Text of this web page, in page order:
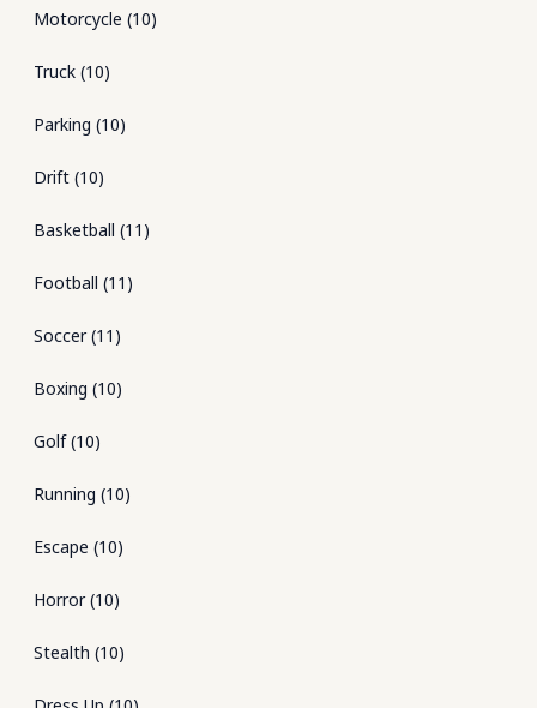
Motorcycle (10)
Truck (10)
Parking (10)
Drift (10)
Basketball (11 )
Football (11 )
Soccer(11 )
Boxing (10)
Golf(10)
Running (10)
Escape (10)
Horror(10)
Stealth (10)